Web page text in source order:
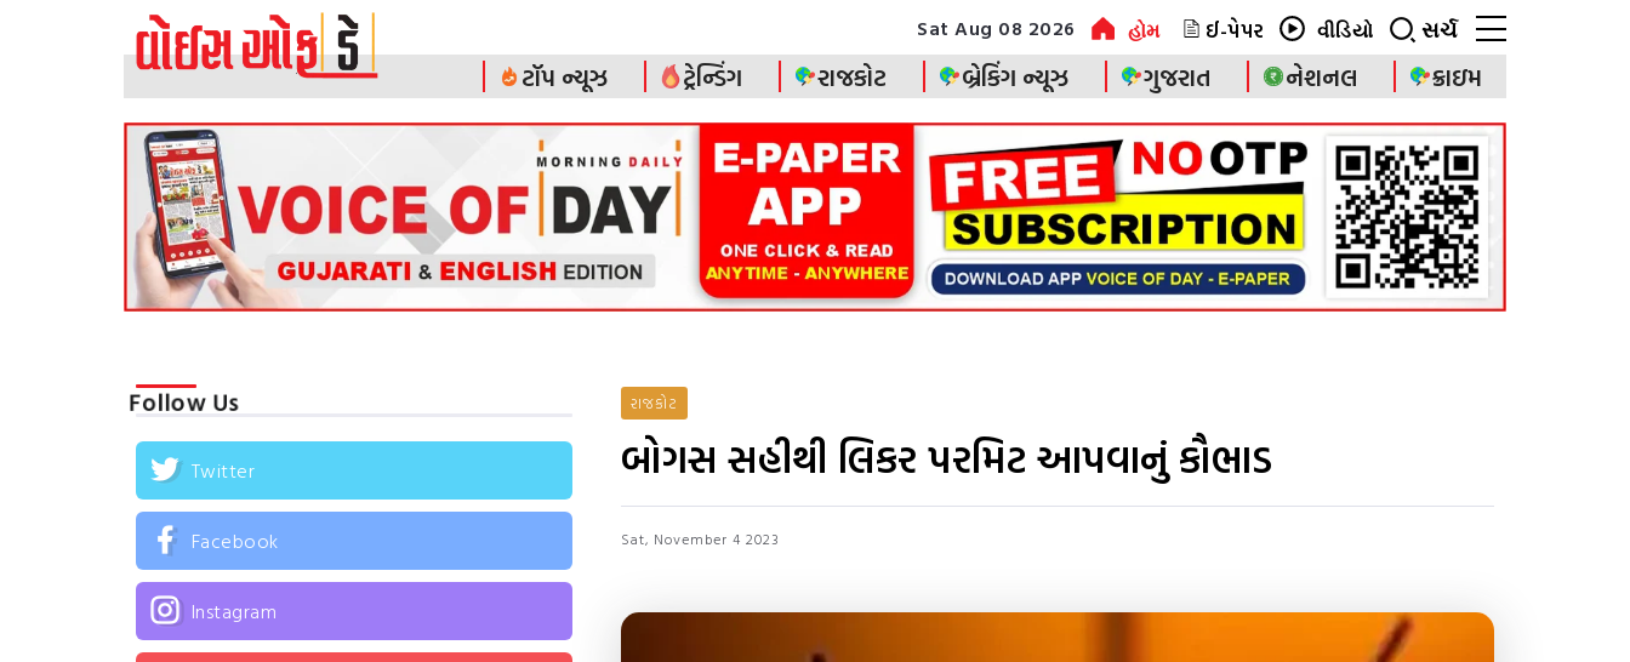
Sat Aug 08 2026 હોમ ઈ-પેપર વીડિયો સર્ચ
ટૉપ ન્યૂઝ ટ્રેન્ડિંગ રાજકોટ બ્રેકિંગ ન્યૂઝ ગુજરાત નેશનલ ક્રાઇમ
રાજકોટ
બોગસ સહીથી લિકર પરમિટ આપવાનું કૌભાડ
Sat, November 4 2023
Follow Us
Twitter
Facebook
Instagram